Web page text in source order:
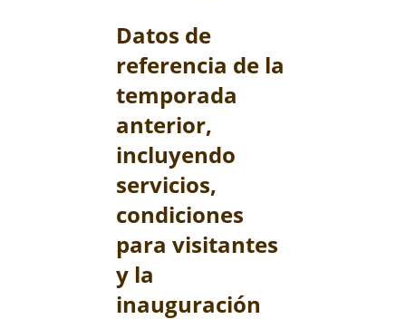
Datos de
referencia de la
temporada
anterior,
incluyendo
servicios,
condiciones
para visitantes
y la
inauguración